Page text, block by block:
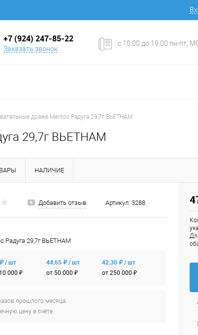
+7 (924) 247-85-22
Заказать звонок
с 10:00 до 19:00 пн-пт,
драже Mentos Радуга 29,7г ВЬЕТНАМ
29,7г ВЬЕТНАМ
НАЛИЧИЕ
Добавить отзыв Артикул: 3288
Радуга 29,7г ВЬЕТНАМ
/ шт
000 ₽
44.65 ₽ / шт
от 50 000 ₽
42.30 ₽ / шт
от 250 000 ₽
прошлого месяца.
цену в счёте.